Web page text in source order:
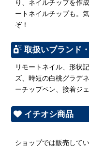
り、ネイルチップを作
ートネイルチップも。
ぞ！
取扱いブランド
リモートネイル、形状
ズ、時短の白桃グラデ
ーチップペン、接着ジ
イチオシ商品
ショップでは販売して